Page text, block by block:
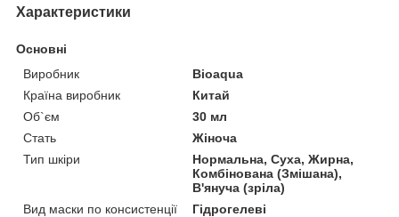
Характеристики
Основні
Виробник
Bioaqua
Країна виробник
Китай
Об`єм
30 мл
Стать
Жіноча
Тип шкіри
Нормальна, Суха, Жирна,
Комбінована (Змішана),
В'януча (зріла)
Вид маски по консистенції
Гідрогелеві